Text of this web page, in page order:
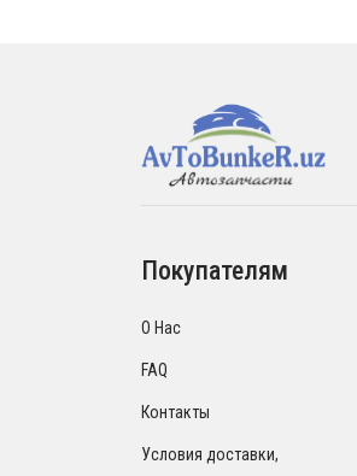
Покупателям
О Нас
FAQ
Контакты
Условия доставки,